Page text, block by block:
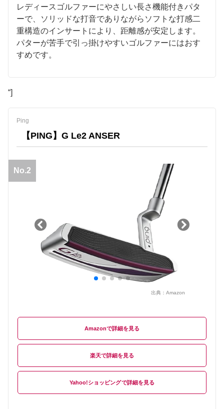
レディースゴルファーにやさしい長さ機能付きパタ
ーで、ソリッドな打音でありながらソフトな打感二
重構造のインサートにより、距離感が安定します。
パターが苦手で引っ掛けやすいゴルファーにはおす
すめです。
“]
Ping
【PING】G Le2 ANSER
No.2
出典： Amazon
Amazon
楽天
Yahoo!ショッピング